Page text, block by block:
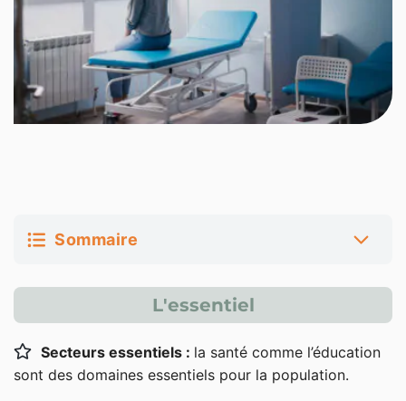
Sommaire
Qu’est-ce qu’une SCPI santé et éducation ?
Pourquoi investir dans une SCPI de santé et
L'essentiel
Secteurs essentiels : la santé comme l’éducation
sont des domaines essentiels pour la population.